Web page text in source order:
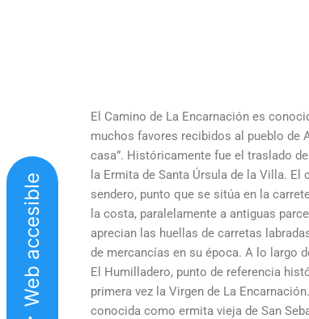
El Camino de La Encarnación es
muchos favores recibidos al pueblo de
casa”. Históricamente fue el traslado
la Ermita de Santa Úrsula de la Villa.
sendero, punto que se sitúa en la
la costa, paralelamente a antiguas
aprecian las huellas de carretas
de mercancías en su época. A lo largo
El Humilladero, punto de referencia
primera vez la Virgen de La
conocida como ermita vieja de San
Web accesible